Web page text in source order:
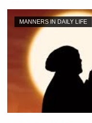
MANNERS IN DAILY LIFE